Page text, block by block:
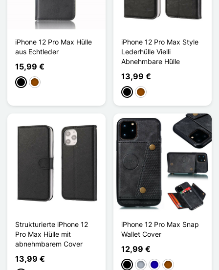
iPhone 12 Pro Max Hülle
aus Echtleder
15,99 €
Schwarz
Braun
iPhone 12 Pro Max Style
Lederhülle Vielli
Abnehmbare Hülle
13,99 €
Schwarz
Braun
Strukturierte iPhone 12
Pro Max Hülle mit
abnehmbarem Cover
13,99 €
iPhone 12 Pro Max Snap
Wallet Cover
12,99 €
Schwarz
GrauDunkelblau
Braun